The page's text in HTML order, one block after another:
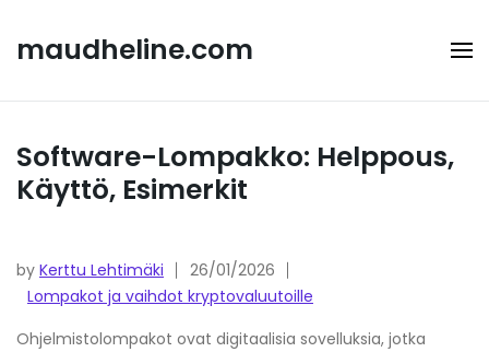
content
maudheline.com
Software-Lompakko: Helppous,
Käyttö, Esimerkit
by Kerttu Lehtimäki
26/01/2026
Lompakot ja vaihdot kryptovaluutoille
Ohjelmistolompakot ovat digitaalisia sovelluksia, jotka